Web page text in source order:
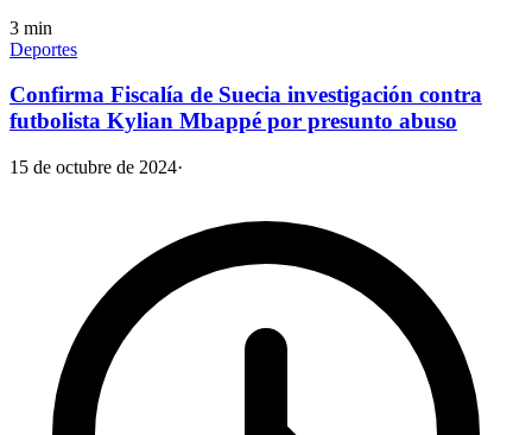
3 min
Deportes
Confirma Fiscalía de Suecia investigación contra
futbolista Kylian Mbappé por presunto abuso
15 de octubre de 2024·